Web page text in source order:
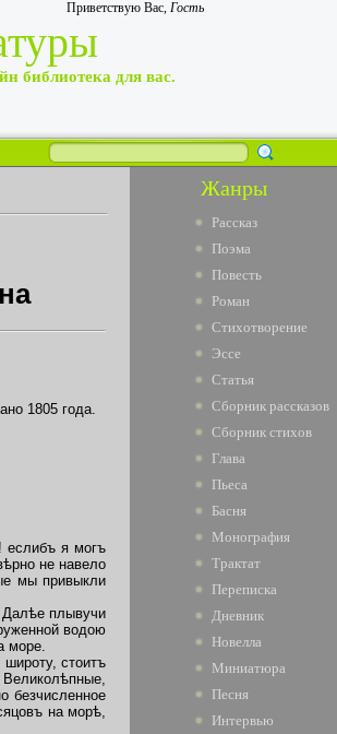
Приветствую Вас, Гость
библиотека для вас.
1805 года.
еслибъ я могъ
не навело
мы привыкли
Далѣе плывучи
водою
море.
стоитъ
безчисленное
на морѣ,
Жанры
Рассказ
Поэма
Повесть
Роман
Стихотворение
Эссе
Статья
Сборник рассказов
Сборник стихов
Глава
Пьеса
Басня
Монография
Трактат
Переписка
Дневник
Новелла
Миниатюра
Песня
Интервью